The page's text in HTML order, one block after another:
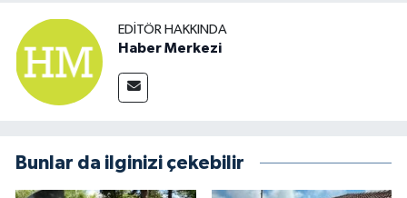
EDITÖR HAKKINDA
Haber Merkezi
Bunlar da ilginizi çekebilir